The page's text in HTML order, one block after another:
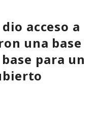
accesos desde
acceso a
una base
para un